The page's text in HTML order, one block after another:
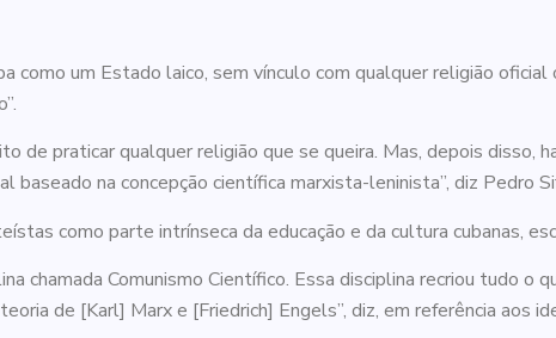
um Estado laico, sem vínculo com qualquer religião oficial
de praticar qualquer religião que se queira. Mas, depois disso,
baseado na concepção científica marxista-leninista”, diz Pedro
como parte intrínseca da educação e da cultura cubanas,
chamada Comunismo Científico. Essa disciplina recriou tudo o
de [Karl] Marx e [Friedrich] Engels”, diz, em referência aos